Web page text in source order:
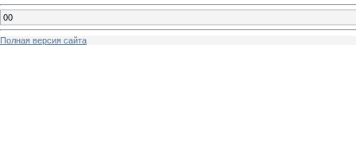
00
Полная версия сайта